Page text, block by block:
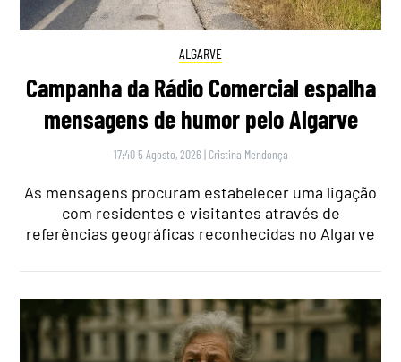
ALGARVE
Campanha da Rádio Comercial espalha
mensagens de humor pelo Algarve
17:40 5 Agosto, 2026 | Cristina Mendonça
As mensagens procuram estabelecer uma ligação
com residentes e visitantes através de
referências geográficas reconhecidas no Algarve